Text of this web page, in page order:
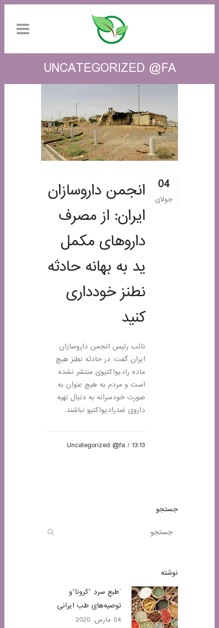
UNCATEGORIZED @FA
04
جولای
انجمن داروسازان
ایران: از مصرف
داروهای مکمل
ید به بهانه حادثه
نطنز خودداری
کنيد
نائب رئیس انجمن داروسازان
ایران گفت: در حادثه نطنز هیچ
ماده رادیواکتیوی منتشر نشده
است و مردم به هیچ عنوان به
صورت خودسرانه به دنبال تهیه
داروی ضدرادیواکتیو نباشند.
13:13 /
Uncategorized @fa
جستجو
نوشته
`طبعِ سردِ “کرونا”و
توصیه‌های طب ایرانی
04 مارس, 2020